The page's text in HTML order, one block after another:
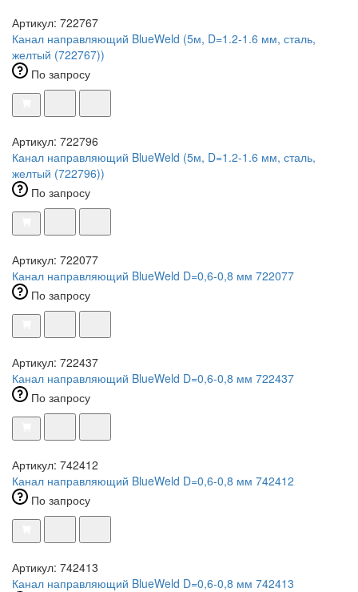
Артикул: 722767
Канал направляющий BlueWeld (5м, D=1.2-1.6 мм, сталь,
желтый (722767))
По запросу
Артикул: 722796
Канал направляющий BlueWeld (5м, D=1.2-1.6 мм, сталь,
желтый (722796))
По запросу
Артикул: 722077
Канал направляющий BlueWeld D=0,6-0,8 мм 722077
По запросу
Артикул: 722437
Канал направляющий BlueWeld D=0,6-0,8 мм 722437
По запросу
Артикул: 742412
Канал направляющий BlueWeld D=0,6-0,8 мм 742412
По запросу
Артикул: 742413
Канал направляющий BlueWeld D=0,6-0,8 мм 742413